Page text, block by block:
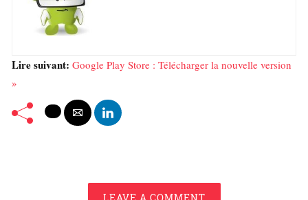
Lire suivant: Google Play Store : Télécharger la nouvelle version
»
LEAVE A COMMENT